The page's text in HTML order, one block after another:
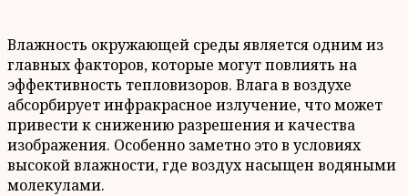
Влажность окружающей среды является одним из
главных факторов, которые могут повлиять на
эффективность тепловизоров. Влага в воздухе
абсорбирует инфракрасное излучение, что может
привести к снижению разрешения и качества
изображения. Особенно заметно это в условиях
высокой влажности, где воздух насыщен водяными
молекулами.